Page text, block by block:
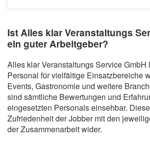
Ist Alles klar Veranstaltungs
ein guter Arbeitgeber?
Alles klar Veranstaltungs Service GmbH
Personal für vielfältige Einsatzbereiche
Events, Gastronomie und weitere
sind sämtliche Bewertungen und
eingesetzten Personals einsehbar.
Zufriedenheit der Jobber mit den
der Zusammenarbeit wider.